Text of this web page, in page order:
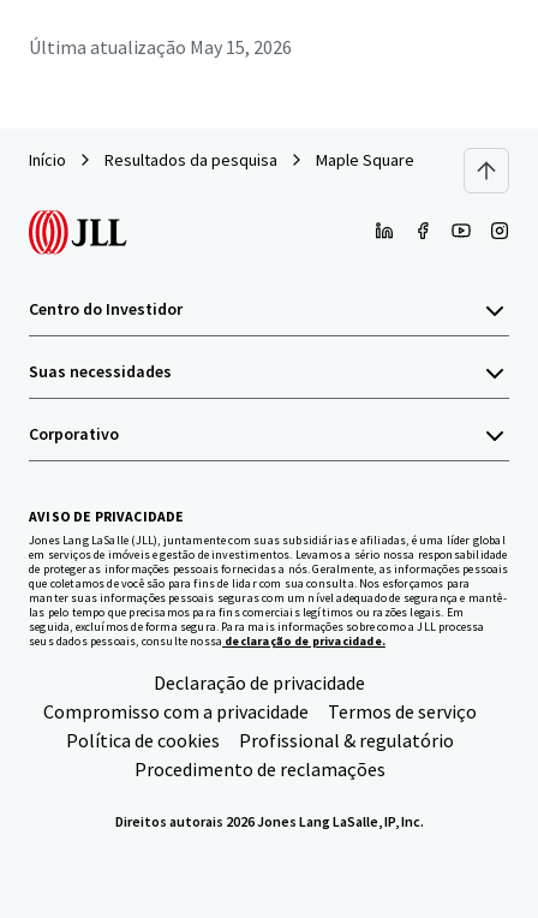
Última atualização May 15, 2026
Início Resultados da pesquisa Maple Square
Centro do Investidor
Suas necessidades
Corporativo
AVISO DE PRIVACIDADE
Jones Lang LaSalle (JLL), juntamente com suas subsidiárias e afiliadas, é uma líder global
em serviços de imóveis e gestão de investimentos. Levamos a sério nossa responsabilidade
de proteger as informações pessoais fornecidas a nós. Geralmente, as informações pessoais
que coletamos de você são para fins de lidar com sua consulta. Nos esforçamos para
manter suas informações pessoais seguras com um nível adequado de segurança e mantê-
las pelo tempo que precisamos para fins comerciais legítimos ou razões legais. Em
seguida, excluímos de forma segura. Para mais informações sobre como a JLL processa
seus dados pessoais, consulte nossa declaração de privacidade.
Declaração de privacidade
Compromisso com a privacidade
Termos de serviço
Política de cookies
Profissional & regulatório
Procedimento de reclamações
Direitos autorais 2026 Jones Lang LaSalle, IP, Inc.